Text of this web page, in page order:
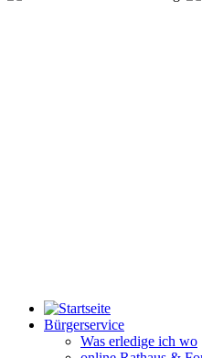
Bürgerservice
Was erledige ich wo